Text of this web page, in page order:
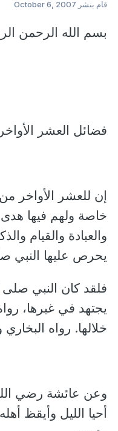
قام بنشر October 6, 2007
بسم الله الرحمن
فضائل العشر الأواخر
إن للعشر الأواخر
خاصة ولهم فيها
والعبادة والقيام
يحرص عليها النبي
فلقد كان النبي
يجتهد في غيرها،
خلالها. رواه
وعن عائشة رضي
أحيا الليل وأيقظ